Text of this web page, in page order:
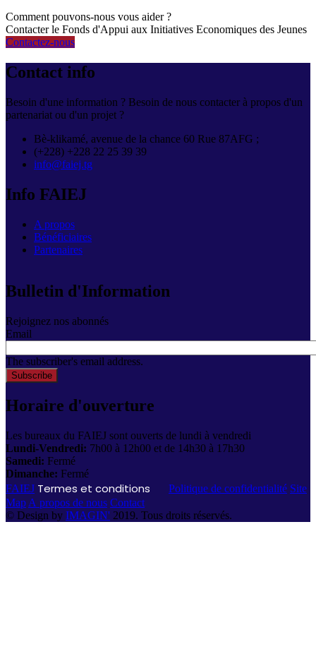
Comment pouvons-nous vous aider ?
Contacter le Fonds d'Appui aux Initiatives Economiques des Jeunes
Contactez-nous
Contact info
Besoin d'une information ? Besoin de nous contacter à propos d'un
partenariat ou d'un projet ?
Bè-klikamé, avenue de la chance 60 Rue 87AFG ;
(+228) +228 22 25 39 39
info@faiej.tg
Info FAIEJ
A propos
Bénéficiaires
Partenaires
Bulletin d'Information
Rejoignez nos abonnés
Email
The subscriber's email address.
Horaire d'ouverture
Les bureaux du FAIEJ sont ouverts de lundi à vendredi
Lundi-Vendredi: 7h00 à 12h00 et de 14h30 à 17h30
Samedi: Fermé
Dimanche: Fermé
FAIEJ Termes et conditions Politique de confidentialité Site
Map A propos de nous Contact
© Design by IMAGIN' 2019. Tous droits réservés.